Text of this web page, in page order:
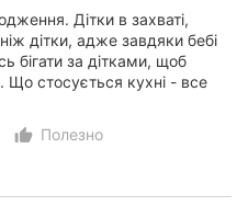
Дітки в захваті,
дітки, адже завдяки бебі
бігати за дітками, щоб
Що стосується кухні - все
thumb_up_alt
Полезно